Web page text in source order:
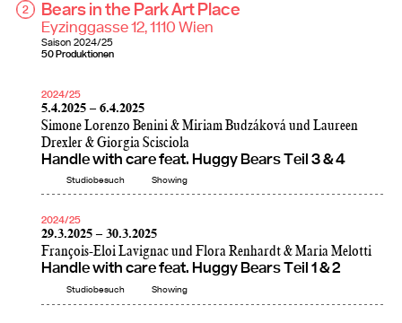
2 Bears in the Park Art Place
Eyzinggasse 12, 1110 Wien
Saison 2024/25
50 Produktionen
2024/25
5.4.2025 – 6.4.2025
Simone Lorenzo Benini & Miriam Budzáková und Laureen
Drexler & Giorgia Scisciola
Handle with care feat. Huggy Bears Teil 3 & 4
Studiobesuch Showing
2024/25
29.3.2025 – 30.3.2025
François-Eloi Lavignac und Flora Renhardt & Maria Melotti
Handle with care feat. Huggy Bears Teil 1 & 2
Studiobesuch Showing